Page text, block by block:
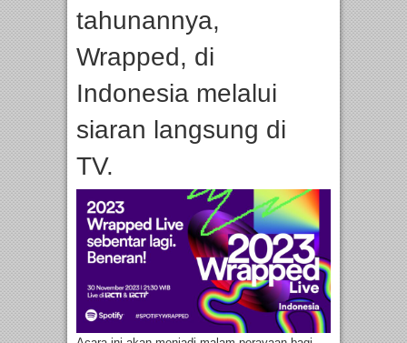
tahunannya,
Wrapped, di
Indonesia melalui
siaran langsung di
TV.